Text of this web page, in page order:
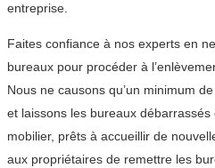
entreprise.
Faites confiance à nos experts en
bureaux pour procéder à
Nous ne causons qu’un minimum
et laissons les bureaux
mobilier, prêts à accueillir de
aux propriétaires de remettre les